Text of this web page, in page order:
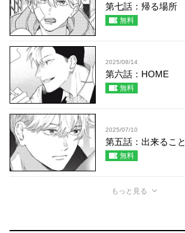
第七話：帰る場所
無料
2025/08/14
第六話：HOME
無料
2025/07/10
第五話：出来ること
無料
もっと見る